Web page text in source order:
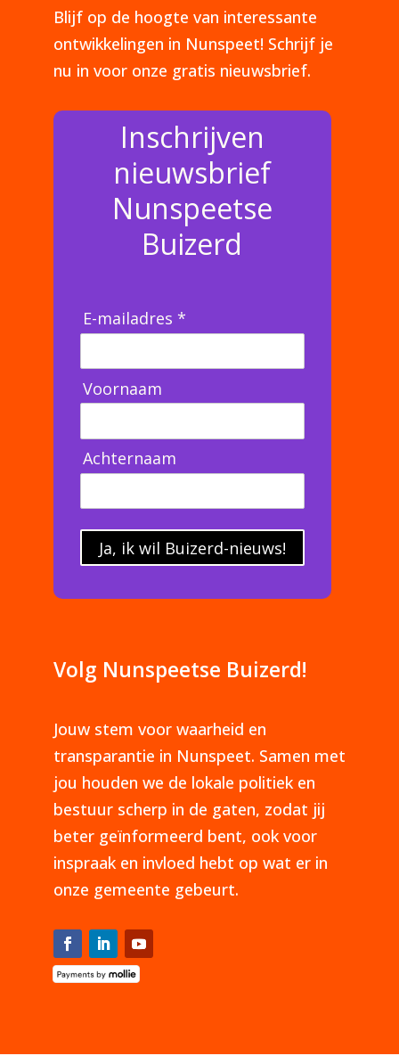
Blijf op de hoogte van interessante
ontwikkelingen in Nunspeet! Schrijf je
nu in voor onze gratis nieuwsbrief.
Inschrijven
nieuwsbrief
Nunspeetse
Buizerd
E-mailadres *
Voornaam
Achternaam
Ja, ik wil Buizerd-nieuws!
Volg Nunspeetse Buizerd!
Jouw stem voor waarheid en
transparantie in Nunspeet. Samen met
jou houden we de lokale politiek en
bestuur scherp in de gaten, zodat jij
beter geïnformeerd bent, ook voor
inspraak en invloed hebt op wat er in
onze gemeente gebeurt.